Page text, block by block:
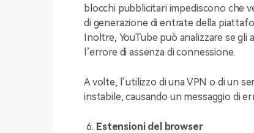
blocchi pubblicitari impediscono che
di generazione di entrate della
Inoltre, YouTube può analizzare se
l’errore di assenza di connessione.
A volte, l’utilizzo di una VPN o di un
instabile, causando un messaggio di
Estensioni del browser